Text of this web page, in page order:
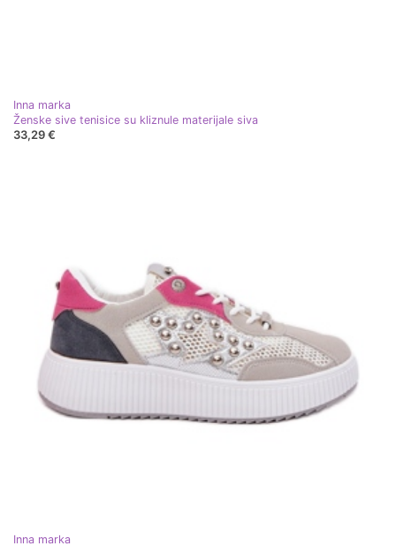
Inna marka
Ženske sive tenisice su kliznule materijale siva
33,29 €
Inna marka